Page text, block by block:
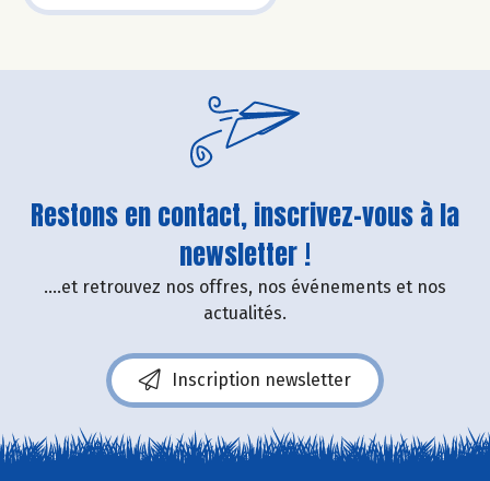
Restons en contact, inscrivez-vous à la
newsletter !
....et retrouvez nos offres, nos événements et nos
actualités.
Inscription newsletter